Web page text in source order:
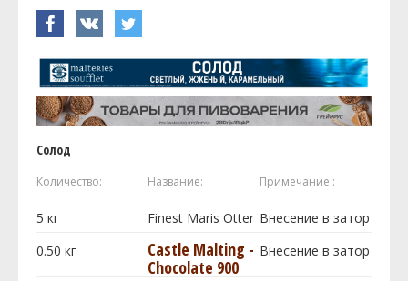
Солод
Количество: Название: Примечание :
5 кг Finest Maris Otter Внесение в затор
0.50 кг
Castle Malting -
Chocolate 900
Внесение в затор